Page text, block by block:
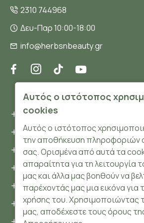
2310 744968
Δευ-Παρ 10:00-18:00
info@herbsnbeauty.gr
ΠΛΗΡΟΦΟΡΊΕΣ
Όροι και συνθήκες
Προσωπικά δεδομένα
Ασφάλεια
Τρόποι Πληρωμής
Τρόποι Αποστολής
Επιστροφές Προϊόντων
Αυτός ο ιστότοπος
cookies
Αυτός ο ιστότοπος
την αποθήκευση πληροφοριών
σας. Ορισμένα από αυτά τα
απαραίτητα για τη λειτουργία
μας και άλλα μας βοηθούν να
παρέχοντάς μας μια εικόνα για
χρήσης του. Χρησιμοποιώντας
μας, αποδέχεστε τους όρους